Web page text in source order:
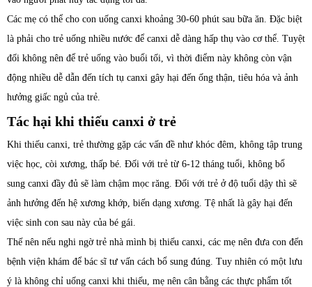
Các mẹ có thể cho con uống canxi khoảng 30-60 phút sau bữa ăn. Đặc biệt
là phải cho trẻ uống nhiều nước để canxi dễ dàng hấp thụ vào cơ thể. Tuyệt
đối không nên để trẻ uống vào buổi tối, vì thời điểm này không còn vận
động nhiều dễ dẫn đến tích tụ canxi gây hại đến ống thận, tiêu hóa và ảnh
hưởng giấc ngủ của trẻ.
Tác hại khi thiếu canxi ở trẻ
Khi thiếu canxi, trẻ thường gặp các vấn đề như khóc đêm, không tập trung
việc học, còi xương, thấp bé. Đối với trẻ từ 6-12 tháng tuổi, không bổ
sung canxi đầy đủ sẽ làm chậm mọc răng. Đối với trẻ ở độ tuổi dậy thì sẽ
ảnh hưởng đến hệ xương khớp, biến dạng xương. Tệ nhất là gây hại đến
việc sinh con sau này của bé gái.
Thế nên nếu nghi ngờ trẻ nhà mình bị thiếu canxi, các mẹ nên đưa con đến
bệnh viện khám để bác sĩ tư vấn cách bổ sung đúng. Tuy nhiên có một lưu
ý là không chỉ uống canxi khi thiếu, mẹ nên cân bằng các thực phẩm tốt